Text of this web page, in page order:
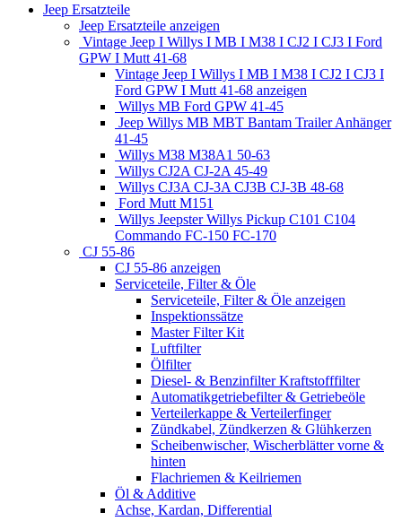
Jeep Ersatzteile
Jeep Ersatzteile anzeigen
Vintage Jeep I Willys I MB I M38 I CJ2 I CJ3 I Ford
GPW I Mutt 41-68
Vintage Jeep I Willys I MB I M38 I CJ2 I CJ3 I
Ford GPW I Mutt 41-68 anzeigen
Willys MB Ford GPW 41-45
Jeep Willys MB MBT Bantam Trailer Anhänger
41-45
Willys M38 M38A1 50-63
Willys CJ2A CJ-2A 45-49
Willys CJ3A CJ-3A CJ3B CJ-3B 48-68
Ford Mutt M151
Willys Jeepster Willys Pickup C101 C104
Commando FC-150 FC-170
CJ 55-86
CJ 55-86 anzeigen
Serviceteile, Filter & Öle
Serviceteile, Filter & Öle anzeigen
Inspektionssätze
Master Filter Kit
Luftfilter
Ölfilter
Diesel- & Benzinfilter Kraftstofffilter
Automatikgetriebefilter & Getriebeöle
Verteilerkappe & Verteilerfinger
Zündkabel, Zündkerzen & Glühkerzen
Scheibenwischer, Wischerblätter vorne &
hinten
Flachriemen & Keilriemen
Öl & Additive
Achse, Kardan, Differential